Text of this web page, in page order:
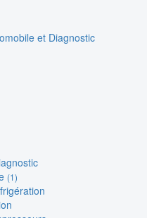
et Diagnostic
(1)